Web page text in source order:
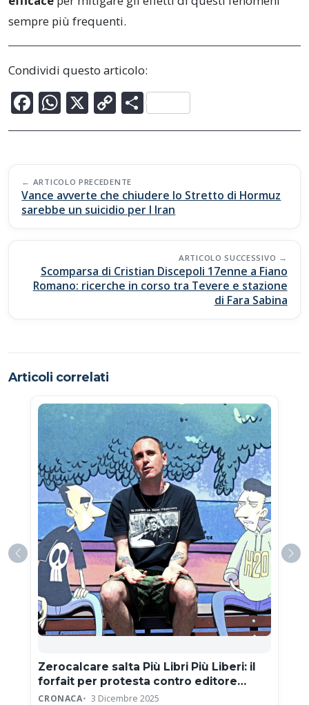
sempre più frequenti.
Condividi questo articolo:
F
ac
b
o
o
k
W
h
s
A
p
p
X C
o
y
Li
n
k
C
o
di
vi
di
Post
navigation
ARTICOLO PRECEDENTE
Vance avverte che chiudere lo Stretto di Hormuz
sarebbe un suicidio per l Iran
ARTICOLO SUCCESSIVO
Scomparsa di Cristian Discepoli 17enne a Fiano
Romano: ricerche in corso tra Tevere e stazione
di Fara Sabina
Articoli correlati
Zerocalcare salta Più Libri Più Liberi: il
forfait per protesta contro editore
neofascista
CRONACA 3 Dicembre 2025